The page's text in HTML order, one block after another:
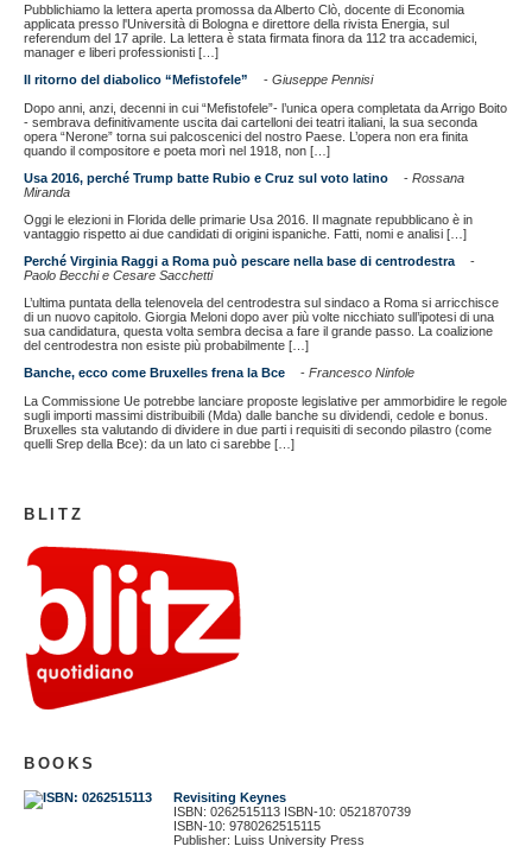
Pubblichiamo la lettera aperta promossa da Alberto Clò, docente di Economia
applicata presso l'Università di Bologna e direttore della rivista Energia, sul
referendum del 17 aprile. La lettera è stata firmata finora da 112 tra accademici,
manager e liberi professionisti […]
Il ritorno del diabolico “Mefistofele”
- Giuseppe Pennisi
Dopo anni, anzi, decenni in cui “Mefistofele”- l’unica opera completata da Arrigo Boito
- sembrava definitivamente uscita dai cartelloni dei teatri italiani, la sua seconda
opera “Nerone” torna sui palcoscenici del nostro Paese. L’opera non era finita
quando il compositore e poeta morì nel 1918, non […]
Usa 2016, perché Trump batte Rubio e Cruz sul voto latino
- Rossana
Miranda
Oggi le elezioni in Florida delle primarie Usa 2016. Il magnate repubblicano è in
vantaggio rispetto ai due candidati di origini ispaniche. Fatti, nomi e analisi […]
Perché Virginia Raggi a Roma può pescare nella base di centrodestra
-
Paolo Becchi e Cesare Sacchetti
L’ultima puntata della telenovela del centrodestra sul sindaco a Roma si arricchisce
di un nuovo capitolo. Giorgia Meloni dopo aver più volte nicchiato sull’ipotesi di una
sua candidatura, questa volta sembra decisa a fare il grande passo. La coalizione
del centrodestra non esiste più probabilmente […]
Banche, ecco come Bruxelles frena la Bce
- Francesco Ninfole
La Commissione Ue potrebbe lanciare proposte legislative per ammorbidire le regole
sugli importi massimi distribuibili (Mda) dalle banche su dividendi, cedole e bonus.
Bruxelles sta valutando di dividere in due parti i requisiti di secondo pilastro (come
quelli Srep della Bce): da un lato ci sarebbe […]
BLITZ
BOOKS
Revisiting Keynes
ISBN: 0262515113 ISBN-10: 0521870739
ISBN-10: 9780262515115
Publisher: Luiss University Press